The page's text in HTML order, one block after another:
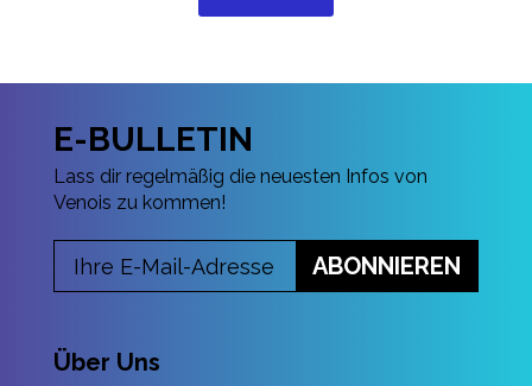
E-BULLETIN
Lass dir regelmäßig die neuesten Infos von
Venois zu kommen!
ABONNIEREN
Über Uns